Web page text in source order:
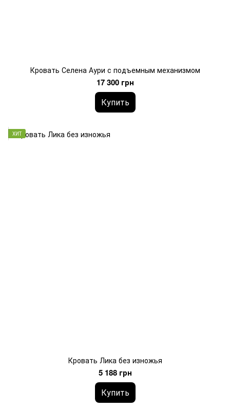
Кровать Селена Аури с подъемным механизмом
17 300 грн
Купить
ХИТ
Кровать Лика без изножья
5 188 грн
Купить